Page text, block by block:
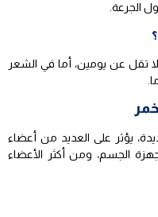
تقل عن يومين، أما في الشعر
يؤثر على العديد من أعضاء
الجسم، ومن أكثر الأعضاء